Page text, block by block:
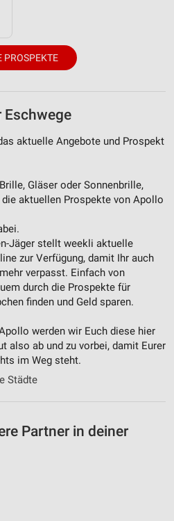
PROSPEKTE
aktuelle Angebote und Prospekt
Gläser oder Sonnenbrille,
aktuellen Prospekte von Apollo
Jäger stellt weekli aktuelle
zur Verfügung, damit Ihr auch
verpasst. Einfach von
durch die Prospekte für
finden und Geld sparen.
werden wir Euch diese hier
also ab und zu vorbei, damit Eurer
im Weg steht.
Städte
Partner in deiner